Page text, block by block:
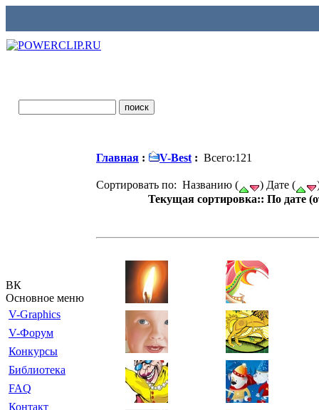
ВК
Основное меню
V-Graphics
V-Форум
Конкурсы
Библиотека
FAQ
Контакт
Главная : V-Best : Всего:121
Сортировать по: Названию ( ) Дате (
Текущая сортировка:: По дате